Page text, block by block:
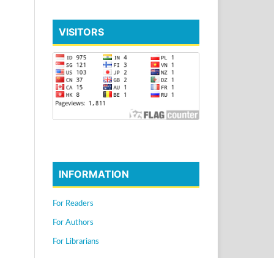
VISITORS
INFORMATION
For Readers
For Authors
For Librarians